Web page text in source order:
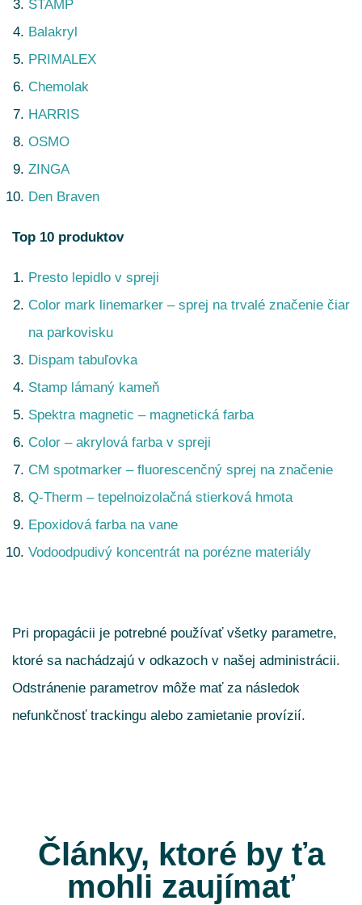
STAMP
Balakryl
PRIMALEX
Chemolak
HARRIS
OSMO
ZINGA
Den Braven
Top 10 produktov
Presto lepidlo v spreji
Color mark linemarker – sprej na trvalé značenie čiar
na parkovisku
Dispam tabuľovka
Stamp lámaný kameň
Spektra magnetic – magnetická farba
Color – akrylová farba v spreji
CM spotmarker – fluorescenčný sprej na značenie
Q-Therm – tepelnoizolačná stierková hmota
Epoxidová farba na vane
Vodoodpudivý koncentrát na porézne materiály
Pri propagácii je potrebné používať všetky parametre,
ktoré sa nachádzajú v odkazoch v našej administrácii.
Odstránenie parametrov môže mať za následok
nefunkčnosť trackingu alebo zamietanie provízií.
Články, ktoré by ťa
mohli zaujímať